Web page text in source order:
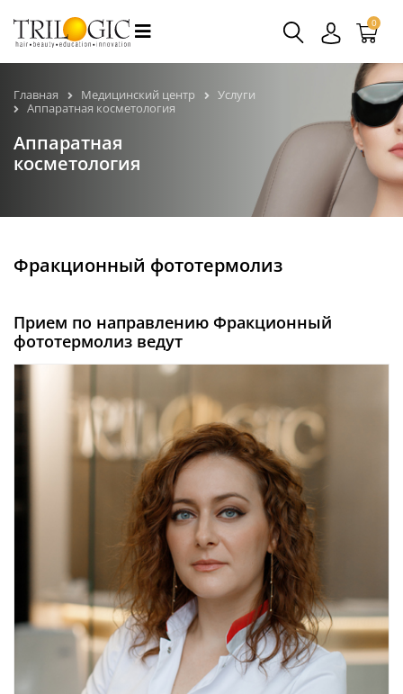
0
Главная Медицинский центр
Услуги
Аппаратная косметология
Аппаратная
косметология
Фракционный фототермолиз
Прием по направлению Фракционный
фототермолиз ведут